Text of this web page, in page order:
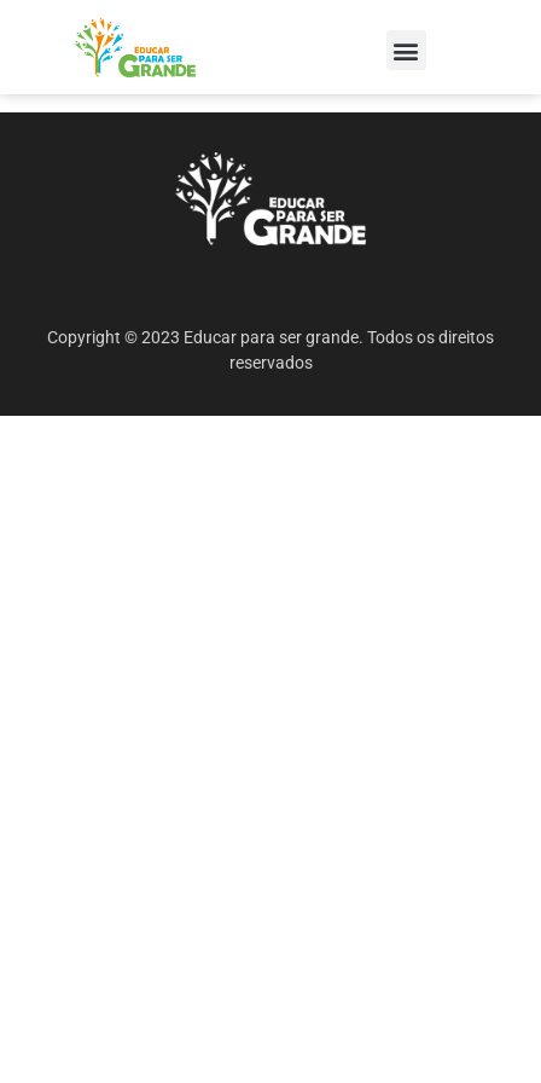
Copyright © 2023 Educar para ser grande. Todos os direitos
reservados